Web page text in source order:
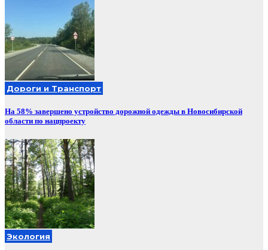
Дороги и Транспорт
На 58% завершено устройство дорожной одежды в Новосибирской
области по нацпроекту
Экология